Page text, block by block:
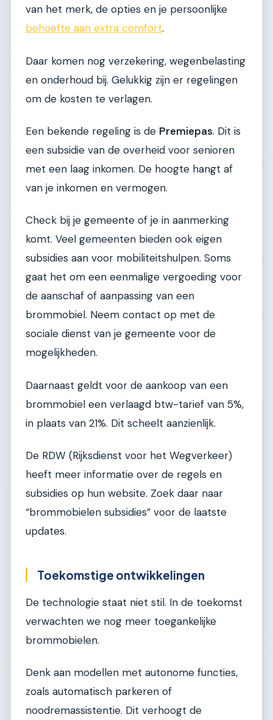
van het merk, de opties en je persoonlijke
behoefte aan extra comfort.
Daar komen nog verzekering, wegenbelasting
en onderhoud bij. Gelukkig zijn er regelingen
om de kosten te verlagen.
Een bekende regeling is de Premiepas. Dit is
een subsidie van de overheid voor senioren
met een laag inkomen. De hoogte hangt af
van je inkomen en vermogen.
Check bij je gemeente of je in aanmerking
komt. Veel gemeenten bieden ook eigen
subsidies aan voor mobiliteitshulpen. Soms
gaat het om een eenmalige vergoeding voor
de aanschaf of aanpassing van een
brommobiel. Neem contact op met de
sociale dienst van je gemeente voor de
mogelijkheden.
Daarnaast geldt voor de aankoop van een
brommobiel een verlaagd btw-tarief van 5%,
in plaats van 21%. Dit scheelt aanzienlijk.
De RDW (Rijksdienst voor het Wegverkeer)
heeft meer informatie over de regels en
subsidies op hun website. Zoek daar naar
“brommobielen subsidies” voor de laatste
updates.
Toekomstige ontwikkelingen
De technologie staat niet stil. In de toekomst
verwachten we nog meer toegankelijke
brommobielen.
Denk aan modellen met autonome functies,
zoals automatisch parkeren of
noodremassistentie. Dit verhoogt de